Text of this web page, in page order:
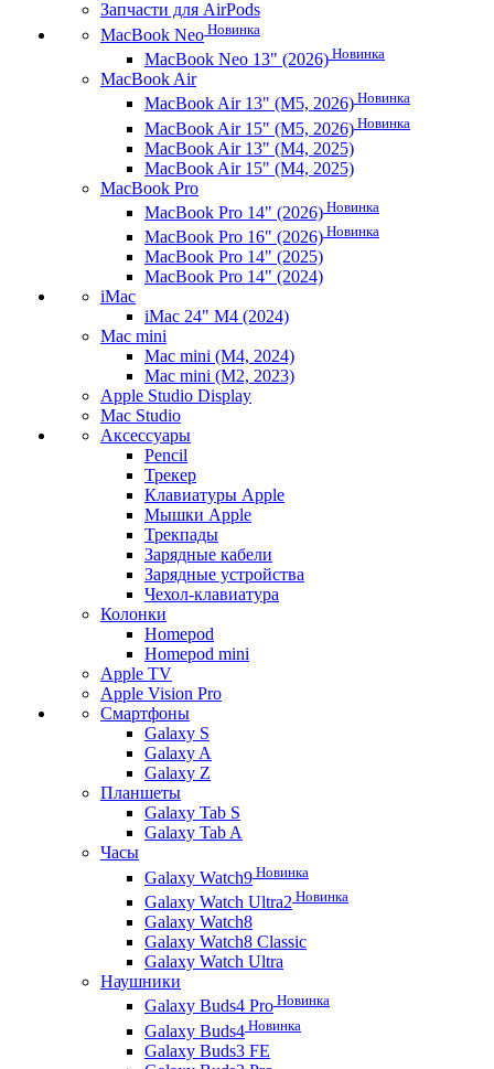
Запчасти для AirPods
MacBook Neo Новинка
MacBook Neo 13" (2026) Новинка
MacBook Air
MacBook Air 13" (M5, 2026) Новинка
MacBook Air 15" (M5, 2026) Новинка
MacBook Air 13" (M4, 2025)
MacBook Air 15" (M4, 2025)
MacBook Pro
MacBook Pro 14" (2026) Новинка
MacBook Pro 16" (2026) Новинка
MacBook Pro 14" (2025)
MacBook Pro 14" (2024)
iMac
iMac 24" M4 (2024)
Mac mini
Mac mini (M4, 2024)
Mac mini (M2, 2023)
Apple Studio Display
Mac Studio
Аксессуары
Pencil
Трекер
Клавиатуры Apple
Мышки Apple
Трекпады
Зарядные кабели
Зарядные устройства
Чехол-клавиатура
Колонки
Homepod
Homepod mini
Apple TV
Apple Vision Pro
Смартфоны
Galaxy S
Galaxy A
Galaxy Z
Планшеты
Galaxy Tab S
Galaxy Tab A
Часы
Galaxy Watch9 Новинка
Galaxy Watch Ultra2 Новинка
Galaxy Watch8
Galaxy Watch8 Classic
Galaxy Watch Ultra
Наушники
Galaxy Buds4 Pro Новинка
Galaxy Buds4 Новинка
Galaxy Buds3 FE